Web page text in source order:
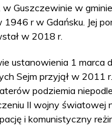
Guszczewinie w
r w Gdańsku. Jej
w 2018 r.
ustanowienia 1 marca
Sejm przyjął w 2011
podziemia
II wojny światowej
i komunistyczny